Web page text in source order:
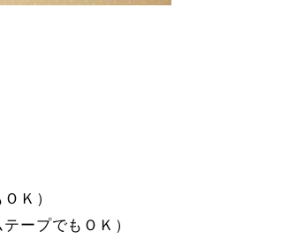
Ｋ）
ープでもＯＫ）